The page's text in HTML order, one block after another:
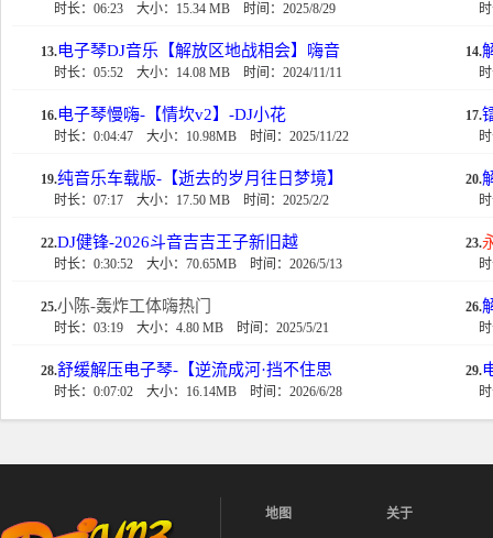
时长：06:23 大小：15.34 MB 时间：2025/8/29
13.电子琴DJ音乐【解放区地战相会】嗨音
时长：05:52 大小：14.08 MB 时间：2024/11/11
14.
16.电子琴慢嗨-【情坎v2】-DJ小花
时长：0:04:47 大小：10.98MB 时间：2025/11/22
17.
19.纯音乐车载版-【逝去的岁月往日梦境】
时长：07:17 大小：17.50 MB 时间：2025/2/2
20.
22.DJ健锋-2026斗音吉吉王子新旧越
时长：0:30:52 大小：70.65MB 时间：2026/5/13
23.
25.小陈-轰炸工体嗨热门
时长：03:19 大小：4.80 MB 时间：2025/5/21
26.
28.舒缓解压电子琴-【逆流成河·挡不住思
时长：0:07:02 大小：16.14MB 时间：2026/6/28
29.
地图 关于